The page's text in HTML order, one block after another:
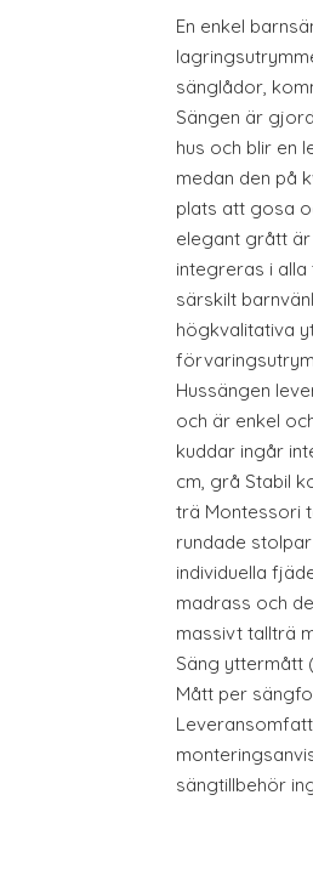
En enkel
sänglådor,
Sängen är
hus och blir en
medan den på
plats att gosa
elegant grått
integreras i
särskilt
högkvalitativa
Hussängen
och är enkel
kuddar ingår
cm, grå Stabil
trä Montessori
rundade
individuella
madrass och
massivt tallträ
Säng yttermått
Mått per
sängtillbehör